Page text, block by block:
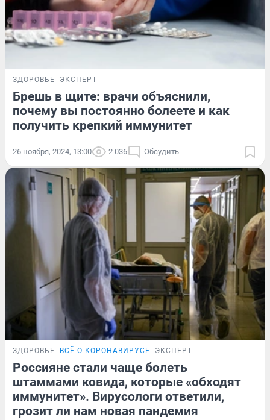
ЗДОРОВЬЕ ЭКСПЕРТ
Брешь в щите: врачи объяснили,
почему вы постоянно болеете и как
получить крепкий иммунитет
26 ноября, 2024, 13:00 2 036 Обсудить
ЗДОРОВЬЕ ВСЁ О КОРОНАВИРУСЕ ЭКСПЕРТ
Россияне стали чаще болеть
штаммами ковида, которые «обходят
иммунитет». Вирусологи ответили,
грозит ли нам новая пандемия